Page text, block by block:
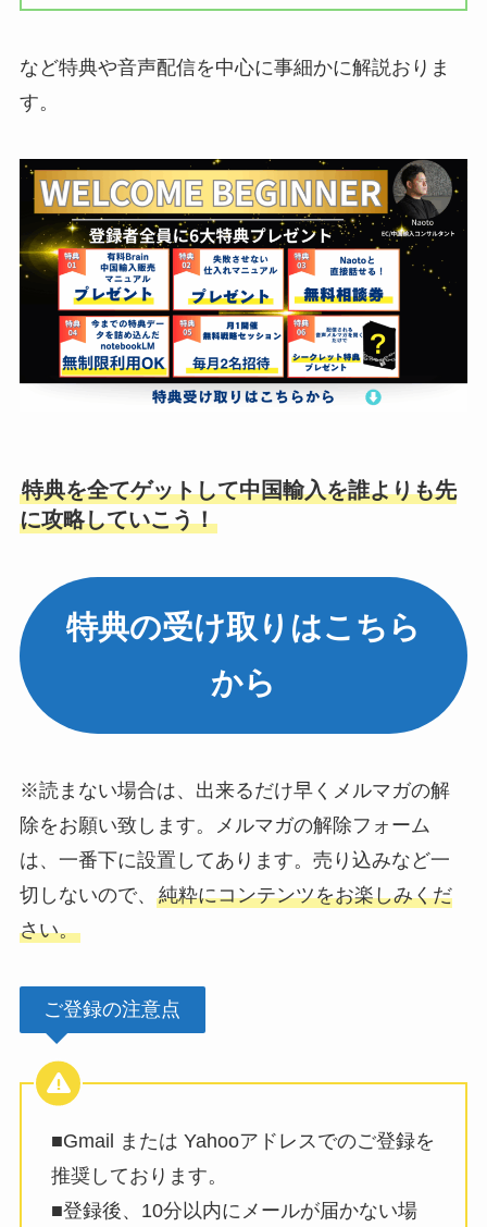
など特典や音声配信を中心に事細かに解説おりま
す。
特典を全てゲットして中国輸入を誰よりも先
に攻略していこう！
特典の受け取りはこちら
から
※読まない場合は、出来るだけ早くメルマガの解
除をお願い致します。メルマガの解除フォーム
は、一番下に設置してあります。売り込みなど一
切しないので、 純粋にコンテンツをお楽しみくだ
さい。
ご登録の注意点
■Gmail または Yahooアドレスでのご登録を
推奨しております。
■登録後、10分以内にメールが届かない場